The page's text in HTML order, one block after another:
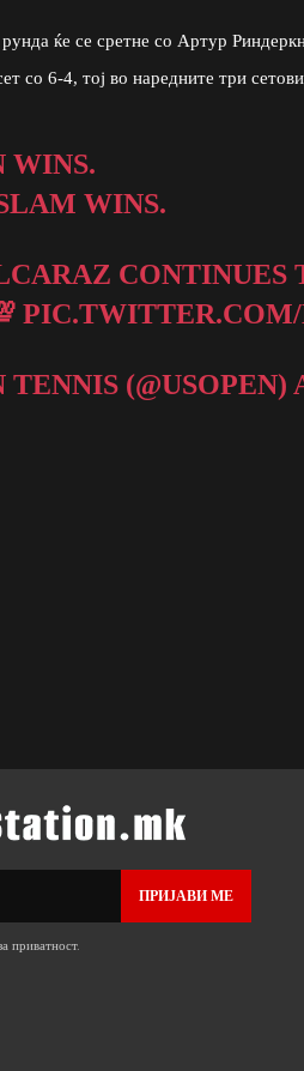
ќе се сретне со Артур
со 6-4, тој во наредните три
WINS.
WINS.
CONTINUES
(@USOPEN)
ПРИЈАВИ МЕ
приватност.